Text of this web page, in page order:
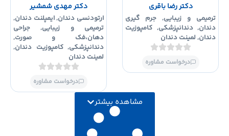
دکتر رضا باقری
و زیبایی,جرم گیری
,دندانپزشکی,کامپوزیت
,لمینت دندان
درخواست مشاوره
دکتر مهدی شمشیر
ارتودنسی دندان,ایمپلنت دندان,
ترمیمی و زیبایی,جراحی
دهان،فک و صورت,
دندانپزشکی,کامپوزیت دندان,
لمینت دندان
درخواست مشاوره
مشاهده بیشتر